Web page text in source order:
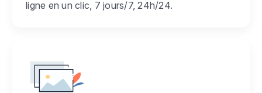
ligne en un clic, 7 jours/7, 24h/24.